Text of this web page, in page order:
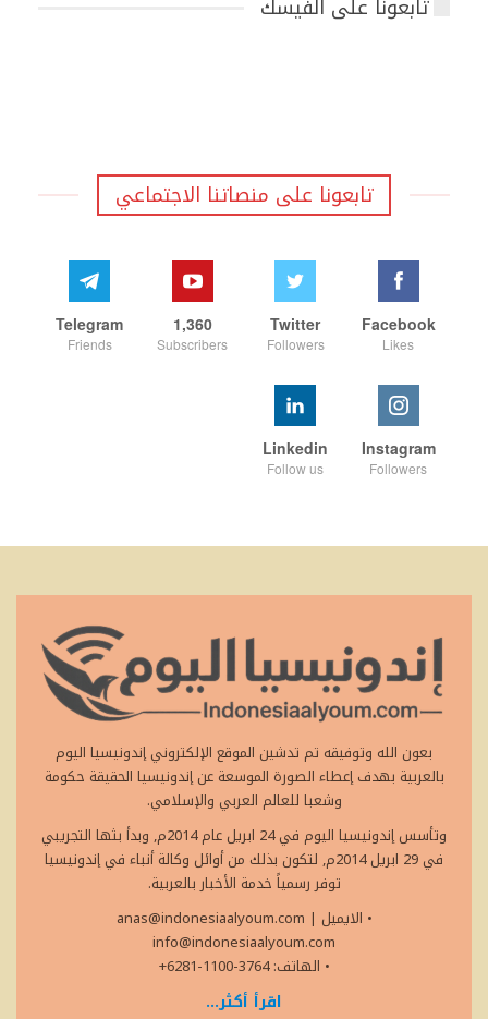
تابعونا على الفيسك
تابعونا على منصاتنا الاجتماعي
Facebook
Likes
Twitter
Followers
1,360
Subscribers
Telegram
Friends
Instagram
Followers
Linkedin
Follow us
بعون الله وتوفيقه تم تدشين الموقع الإلكتروني إندونيسيا اليوم
بالعربية بهدف إعطاء الصورة الموسعة عن إندونيسيا الحقيقة حكومة
وشعبا للعالم العربي والإسلامي.
وتأسس إندونيسيا اليوم في 24 ابريل عام 2014م, وبدأ بثها التجريبي
في 29 ابريل 2014م, لتكون بذلك من أوائل وكالة أنباء في إندونيسيا
توفر رسمياً خدمة الأخبار بالعربية.
• الايميل
anas@indonesiaalyoum.com |
info@indonesiaalyoum.com
• الهاتف: 3764-1100-6281+
اقرأ أكثر...